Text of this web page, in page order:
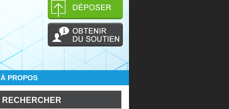
À PROPOS
RECHERCHER